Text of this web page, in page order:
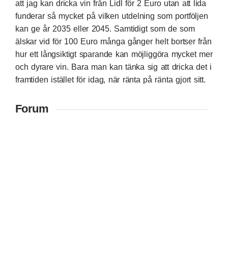
att jag kan dricka vin från Lidl för 2 Euro utan att lida
funderar så mycket på vilken utdelning som portföljen
kan ge år 2035 eller 2045. Samtidigt som de som
älskar vid för 100 Euro många gånger helt bortser från
hur ett långsiktigt sparande kan möjliggöra mycket mer
och dyrare vin. Bara man kan tänka sig att dricka det i
framtiden istället för idag, när ränta på ränta gjort sitt.
Forum